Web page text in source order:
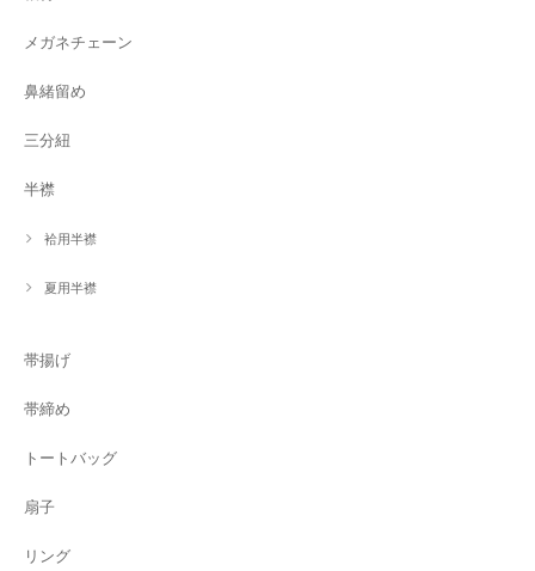
メガネチェーン
鼻緒留め
三分紐
半襟
袷用半襟
夏用半襟
帯揚げ
帯締め
トートバッグ
扇子
リング